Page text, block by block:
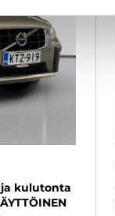
kulutonta